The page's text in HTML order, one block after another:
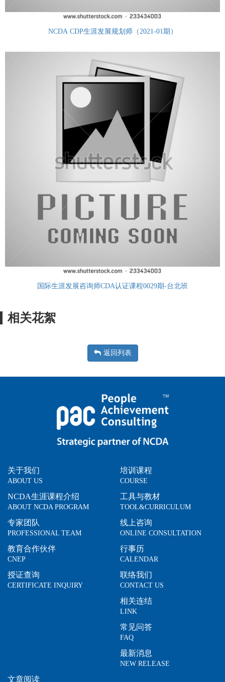
NCDA CDP生涯发展规划师（2021-01期）
国际生涯发展咨询师CDA认证课程0029期-台北班
相关花絮
返回列表
关于我们
ABOUT US
NCDA生涯课程介绍
ABOUT NCDA PROGRAM
专家团队
PROFESSIONAL TEAM
教育合作伙伴
CNEP
授证查询
CERTIFICATE INQUIRY
培训课程
COURSE
工具与教材
TOOL&CURRICULUM
线上咨询
ONLINE CONSULTATION
行事历
CALENDAR
联络我们
CONTACT US
相关连结
LINK
常见问答
FAQ
最新消息
NEW RELEASE
文章阅读